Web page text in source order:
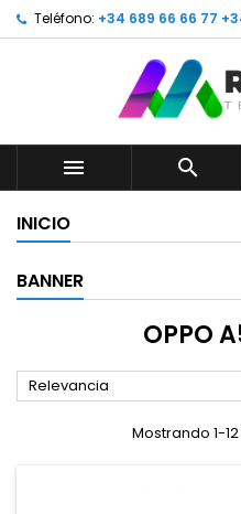
Teléfono: +34 689 66 66 77
 
INICIO
BANNER
OPPO
Relevancia
Mostrando 1-